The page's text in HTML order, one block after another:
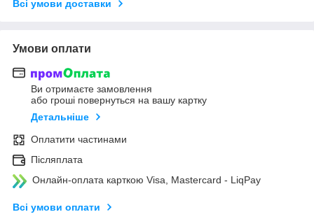
Всі умови доставки
Умови оплати
Ви отримаєте замовлення
або гроші повернуться на вашу картку
Детальніше
Оплатити частинами
Післяплата
Онлайн-оплата карткою Visa, Mastercard - LiqPay
Всі умови оплати